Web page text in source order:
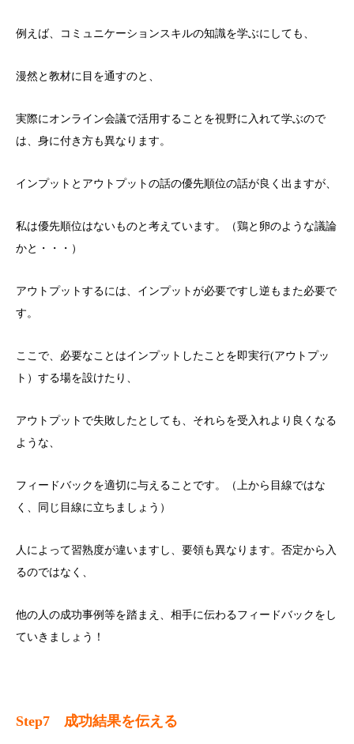
例えば、コミュニケーションスキルの知識を学ぶにしても、
漫然と教材に目を通すのと、
実際にオンライン会議で活用することを視野に入れて学ぶので
は、身に付き方も異なります。
インプットとアウトプットの話の優先順位の話が良く出ますが、
私は優先順位はないものと考えています。（鶏と卵のような議論
かと・・・）
アウトプットするには、インプットが必要ですし逆もまた必要で
す。
ここで、必要なことはインプットしたことを即実行(アウトプッ
ト）する場を設けたり、
アウトプットで失敗したとしても、それらを受入れより良くなる
ような、
フィードバックを適切に与えることです。（上から目線ではな
く、同じ目線に立ちましょう）
人によって習熟度が違いますし、要領も異なります。否定から入
るのではなく、
他の人の成功事例等を踏まえ、相手に伝わるフィードバックをし
ていきましょう！
Step7 成功結果を伝える